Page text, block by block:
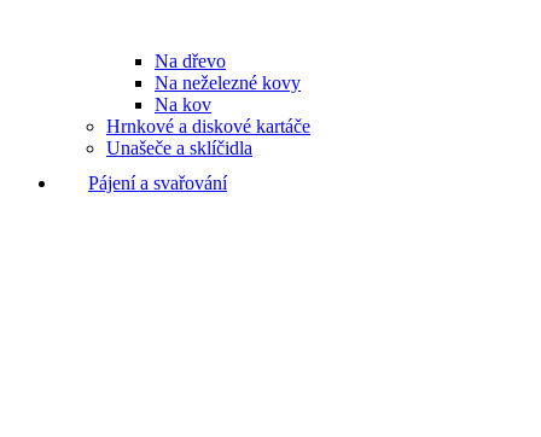
Na dřevo
Na neželezné kovy
Na kov
Hrnkové a diskové kartáče
Unašeče a sklíčidla
Pájení a svařování